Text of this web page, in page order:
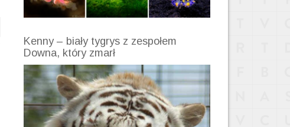
Kenny – biały tygrys z zespołem
Downa, który zmarł